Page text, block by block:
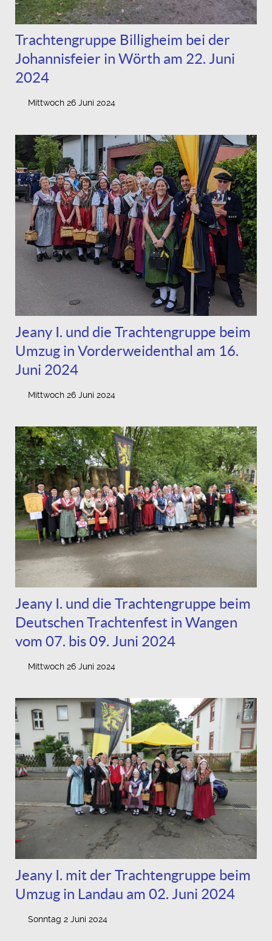
Trachtengruppe Billigheim bei der
Johannisfeier in Wörth am 22. Juni
2024
Mittwoch 26 Juni 2024
Jeany I. und die Trachtengruppe beim
Umzug in Vorderweidenthal am 16.
Juni 2024
Mittwoch 26 Juni 2024
Jeany I. und die Trachtengruppe beim
Deutschen Trachtenfest in Wangen
vom 07. bis 09. Juni 2024
Mittwoch 26 Juni 2024
Jeany I. mit der Trachtengruppe beim
Umzug in Landau am 02. Juni 2024
Sonntag 2 Juni 2024